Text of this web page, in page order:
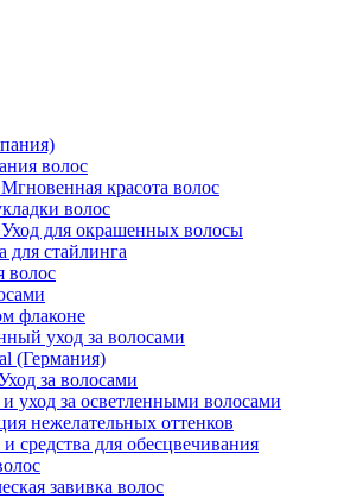
волос
красота волос
волос
для окрашенных волосы
для стайлинга
волос
флаконе
уход за волосами
(Германия)
за волосами
уход за осветленными волосами
нежелательных оттенков
средства для обесцвечивания
завивка волос